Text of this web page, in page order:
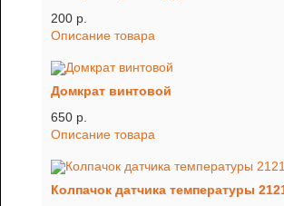
200 p.
Описание товара
Домкрат винтовой
650 p.
Описание товара
Колпачок датчика температуры